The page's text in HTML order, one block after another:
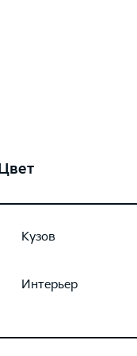
Цвет
Кузов
Интерьер